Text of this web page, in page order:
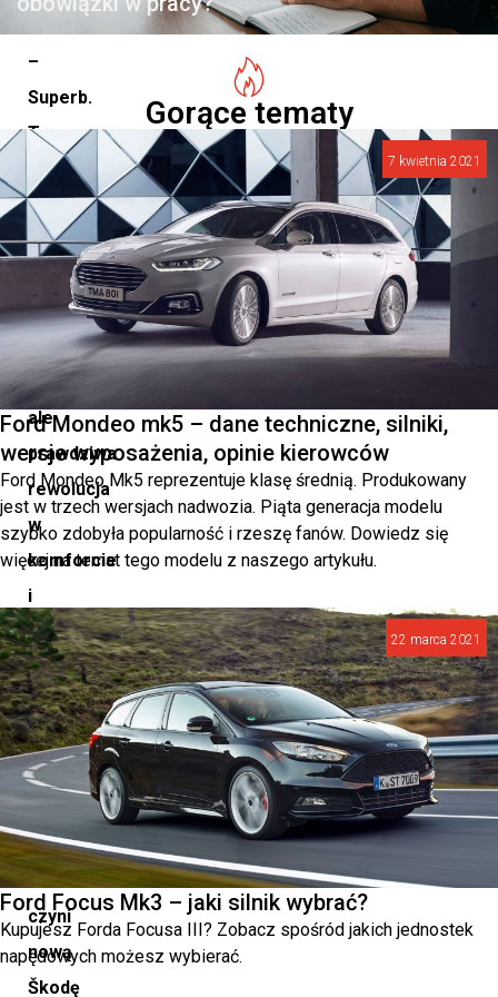
–
Superb.
To
nie
tylko
kolejny
w
ewolucji
marki,
ale
prawdziwa
rewolucja
w
komforcie
i
ekologicznej
innowacji.
Zanurzmy
się
w
szczegóły
tego,
co
czyni
nową
Škodę
Gorące tematy
7 kwietnia 2021
Ford Mondeo mk5 – dane techniczne, silniki,
wersje wyposażenia, opinie kierowców
Ford Mondeo Mk5 reprezentuje klasę średnią. Produkowany
jest w trzech wersjach nadwozia. Piąta generacja modelu
szybko zdobyła popularność i rzeszę fanów. Dowiedz się
więcej na temat tego modelu z naszego artykułu.
22 marca 2021
Ford Focus Mk3 – jaki silnik wybrać?
Kupujesz Forda Focusa III? Zobacz spośród jakich jednostek
napędowych możesz wybierać.